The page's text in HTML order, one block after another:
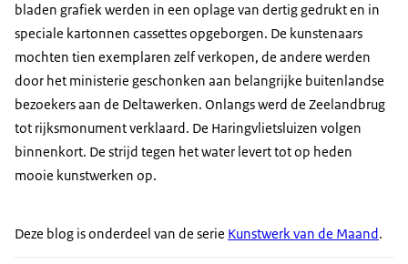
bladen grafiek werden in een oplage van dertig gedrukt en in
speciale kartonnen cassettes opgeborgen. De kunstenaars
mochten tien exemplaren zelf verkopen, de andere werden
door het ministerie geschonken aan belangrijke buitenlandse
bezoekers aan de Deltawerken. Onlangs werd de Zeelandbrug
tot rijksmonument verklaard. De Haringvlietsluizen volgen
binnenkort. De strijd tegen het water levert tot op heden
mooie kunstwerken op.
Deze blog is onderdeel van de serie Kunstwerk van de Maand.